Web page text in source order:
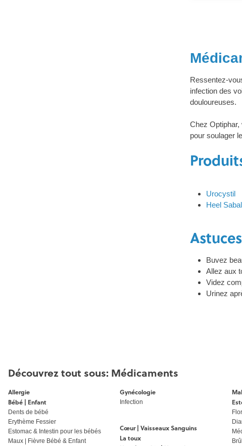
Ressentez-
infection des
douloureuses.
Chez
pour soulager
Urocystil
Heel
Buvez
Allez aux
Videz
Urinez
Découvrez tout sous: Médicaments
Allergie
Bébé | Enfant
Dents de bébé
Erythème Fessier
Estomac & Intestin pour les bébés
Maux | Fièvre Bébé & Enfant
Gynécologie
Infection
Cœur | Vaisseaux Sanguins
La toux